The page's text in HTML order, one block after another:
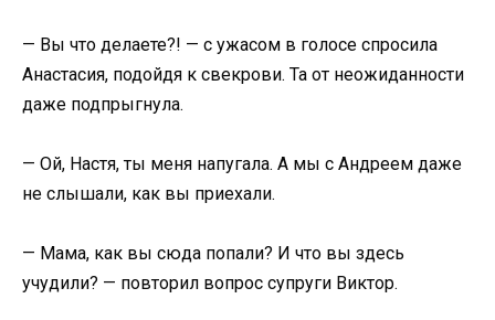
— Вы что делаете?! — с ужасом в голосе спросила
Анастасия, подойдя к свекрови. Та от неожиданности
даже подпрыгнула.
— Ой, Настя, ты меня напугала. А мы с Андреем даже
не слышали, как вы приехали.
— Мама, как вы сюда попали? И что вы здесь
учудили? — повторил вопрос супруги Виктор.